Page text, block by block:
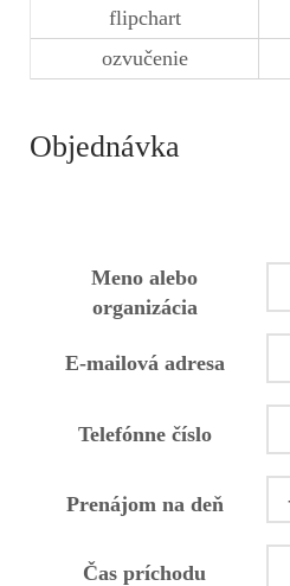
flipchart
ozvučenie
Objednávka
Meno alebo
organizácia
E-mailová adresa
Telefónne číslo
Prenájom na deň
Čas príchodu